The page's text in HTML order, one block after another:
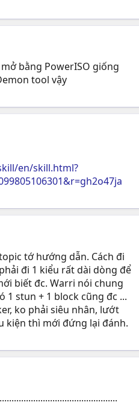
bằng PowerISO giống
tool vậy
en/skill.html?
tớ hướng dẫn. Cách đi
đi 1 kiểu rất dài dòng để
biết đc. Warri nói chung
1 stun + 1 block cũng đc ...
ko phải siêu nhân, lướt
kiện thì mới đứng lại đánh.